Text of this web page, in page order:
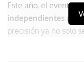
Este año, el evento
independientes
precisión ya no solo